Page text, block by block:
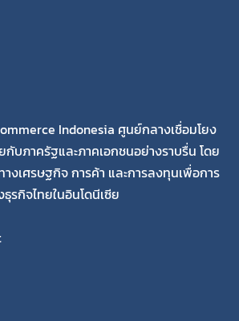
Indonesia ศูนย์กลางเชื่อมโยง
กับภาครัฐและภาคเอกชนอย่างราบรื่น โดย
งเศรษฐกิจ การค้า และการลงทุนเพื่อการ
รกิจไทยในอินโดนีเซีย